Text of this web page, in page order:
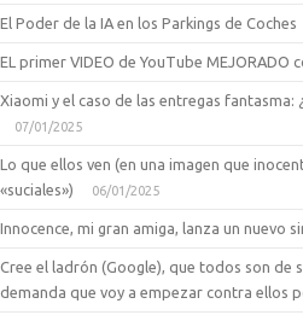
El Poder de la IA en los Parkings de Coches
EL primer VIDEO de YouTube MEJORADO
Xiaomi y el caso de las entregas
07/01/2025
Lo que ellos ven (en una imagen que
«suciales»)
06/01/2025
Innocence, mi gran amiga, lanza un nuevo
Cree el ladrón (Google), que todos son de
demanda que voy a empezar contra ellos